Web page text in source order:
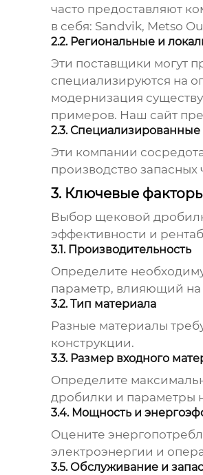
часто предоставляют
в себя: Sandvik, Metso
2.2. Региональные и
Эти поставщики могут
специализируются на
модернизация
примеров. Наш сайт
2.3. Специализированные
Эти компании
производство запасных
3. Ключевые
Выбор щековой
эффективности и
3.1. Производительность
Определите
параметр, влияющий
3.2. Тип материала
Разные материалы
конструкции.
3.3. Размер входного
Определите
дробилки и параметры
3.4. Мощность и
Оцените
электроэнергии и
3.5. Обслуживание и